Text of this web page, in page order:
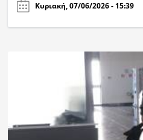
Κυριακή, 07/06/2026 - 15:39